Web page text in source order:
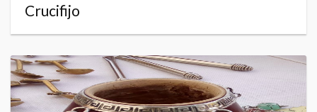
Crucifijo